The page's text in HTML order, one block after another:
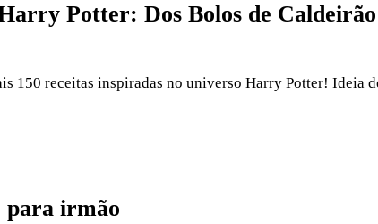
Potter: Dos Bolos de
150 receitas inspiradas no universo Harry Potter! Ideia
para irmão